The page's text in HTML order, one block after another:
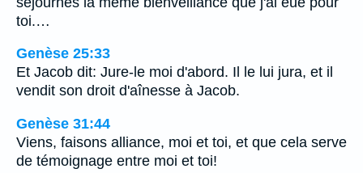
toi.…
Genèse 25:33
Et Jacob dit: Jure-le moi d'abord. Il le lui jura, et il
vendit son droit d'aînesse à Jacob.
Genèse 31:44
Viens, faisons alliance, moi et toi, et que cela serve
de témoignage entre moi et toi!